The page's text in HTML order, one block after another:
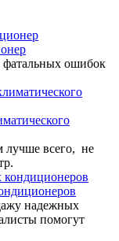
фатальных ошибок
лучше всего, не
надежных
помогут